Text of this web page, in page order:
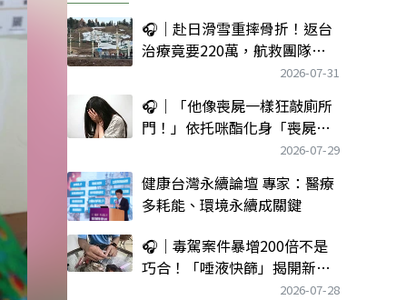
🎧｜赴日滑雪重摔骨折！返台
治療竟要220萬，航救團隊靠
2026-07-31
🎧｜「他像喪屍一樣狂敲廁所
門！」依托咪酯化身「喪屍煙
彈」入侵校園，一群孩子輪流
吸一口就上癮
2026-07-29
健康台灣永續論壇 專家：醫療
多耗能、環境永續成關鍵
🎧｜毒駕案件暴增200倍不是
巧合！「唾液快篩」揭開新興
2026-07-28